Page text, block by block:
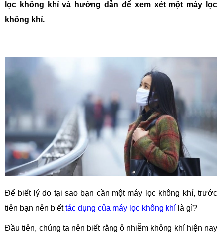
lọc không khí và hướng dẫn để xem xét một máy lọc
không khí.
Để biết lý do tại sao bạn cần một máy lọc không khí, trước
tiên bạn nên biếttác dụng của máy lọc không khí là gì?
Đầu tiên, chúng ta nên biết rằng ô nhiễm không khí hiện nay